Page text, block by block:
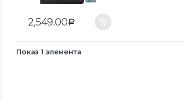
2,549.00Р
Показ 1 элемента